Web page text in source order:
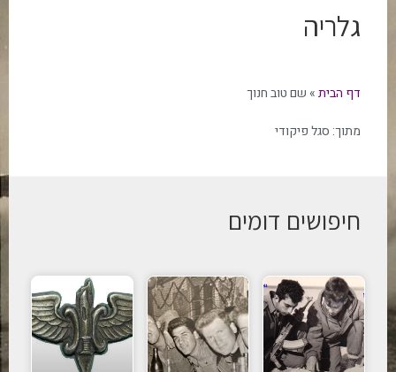
גלריה
דף הבית» שם טוב חנוך
מתוך: סגל פיקודי
חיפושים דומים